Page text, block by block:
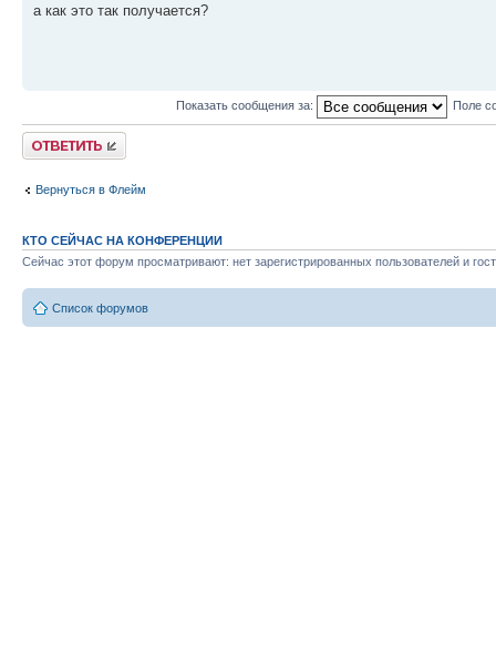
а как это так получается?
Показать сообщения за: Поле
Ответить
Вернуться в Флейм
КТО СЕЙЧАС НА КОНФЕРЕНЦИИ
Сейчас этот форум просматривают: нет зарегистрированных пользователей и
Список форумов